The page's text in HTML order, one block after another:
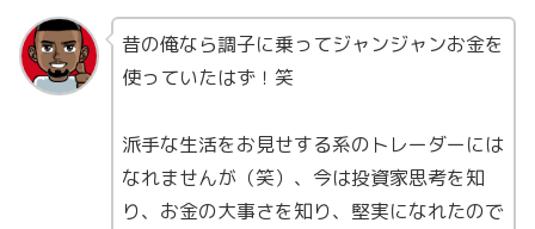
昔の俺なら調子に乗ってジャンジャンお金を
使っていたはず！笑
派手な生活をお見せする系のトレーダーには
なれませんが（笑）、今は投資家思考を知
り、お金の大事さを知り、堅実になれたので